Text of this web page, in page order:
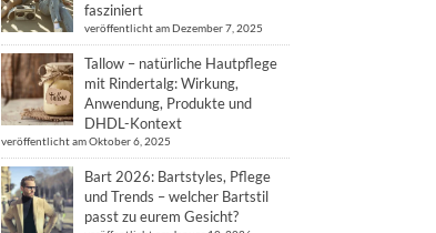
fasziniert
veröffentlicht am Dezember 7, 2025
Tallow – natürliche Hautpflege
mit Rindertalg: Wirkung,
Anwendung, Produkte und
DHDL-Kontext
veröffentlicht am Oktober 6, 2025
Bart 2026: Bartstyles, Pflege
und Trends – welcher Bartstil
passt zu eurem Gesicht?